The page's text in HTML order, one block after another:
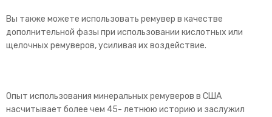
Вы также можете использовать ремувер в качестве
дополнительной фазы при использовании кислотных или
щелочных ремуверов, усиливая их воздействие.
Опыт использования минеральных ремуверов в США
насчитывает более чем 45- летнюю историю и заслужил